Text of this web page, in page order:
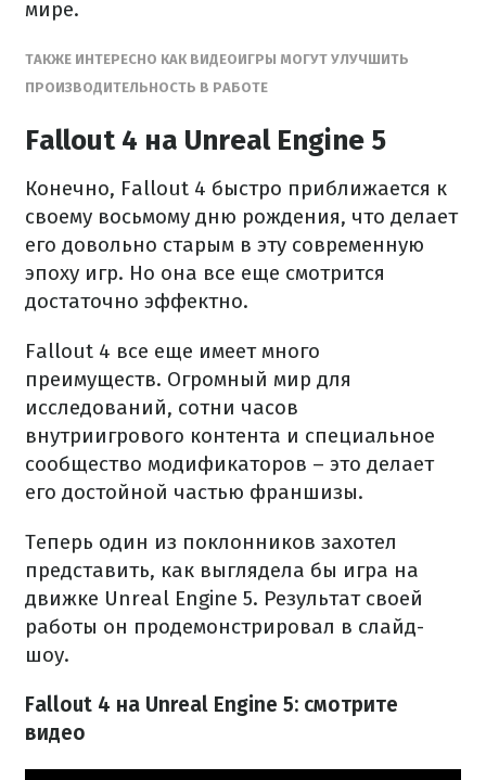
мире.
ТАКЖЕ ИНТЕРЕСНО КАК ВИДЕОИГРЫ МОГУТ УЛУЧШИТЬ
ПРОИЗВОДИТЕЛЬНОСТЬ В РАБОТЕ
Fallout 4 на Unreal Engine 5
Конечно, Fallout 4 быстро приближается к
своему восьмому дню рождения, что делает
его довольно старым в эту современную
эпоху игр. Но она все еще смотрится
достаточно эффектно.
Fallout 4 все еще имеет много
преимуществ. Огромный мир для
исследований, сотни часов
внутриигрового контента и специальное
сообщество модификаторов – это делает
его достойной частью франшизы.
Теперь один из поклонников захотел
представить, как выглядела бы игра на
движке Unreal Engine 5. Результат своей
работы он продемонстрировал в слайд-
шоу.
Fallout 4 на Unreal Engine 5: смотрите
видео